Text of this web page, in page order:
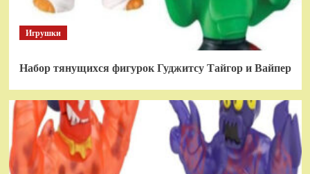
Игрушки
Набор тянущихся фигурок Гуджитсу Тайгор и Вайпер